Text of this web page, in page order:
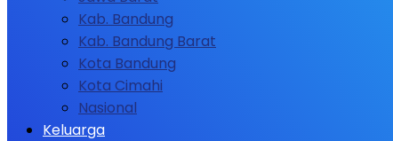
Kab. Bandung
Kab. Bandung Barat
Kota Bandung
Kota Cimahi
Nasional
Keluarga